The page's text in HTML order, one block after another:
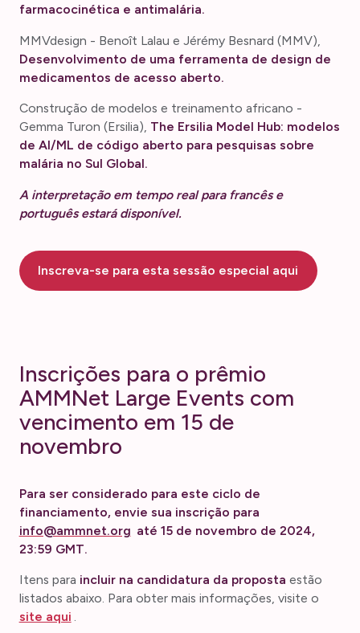
farmacocinética e antimalária.
MMVdesign - Benoît Lalau e Jérémy Besnard (MMV),
Desenvolvimento de uma ferramenta de design de
medicamentos de acesso aberto.
Construção de modelos e treinamento africano -
Gemma Turon (Ersilia), The Ersilia Model Hub: modelos
de AI/ML de código aberto para pesquisas sobre
malária no Sul Global.
A interpretação em tempo real para francês e
português estará disponível.
Inscreva-se para esta sessão especial aqui
Inscrições para o prêmio
AMMNet Large Events com
vencimento em 15 de
novembro
Para ser considerado para este ciclo de
financiamento, envie sua inscrição para
info@ammnet.org até 15 de novembro de 2024,
23:59 GMT.
Itens para incluir na candidatura da proposta estão
listados abaixo. Para obter mais informações, visite o
site aqui .